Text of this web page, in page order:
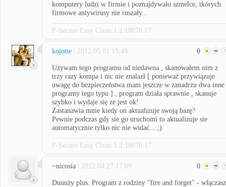
komputery ludzi w firmie i poznajdywało szmelce, tkórych
firmowe antywirusy nie ruszały...
F-Secure Easy Clean 1.2.18070.17
kojotte | 2012.05.01 15:49 0
Używam tego programu od niedawna , skanowałem nim z
trzy razy kompa i nic nie znalazł [ ponieważ przywiązuje
uwagę do bezpieczeństwa mam jeszcze w zanadrzu dwa inne
programy tego typu ] , program działa sprawnie , skanuje
szybko i wydaje się ze jest ok!
Zastanawia mnie kiedy on aktualizuje swoją bazę?
Pewnie podczas gdy sie go uruchomi to aktualizuje sie
automatycznie tylko nic nie widać... ;)
F-Secure Easy Clean 1.2.18070.17
~nicosia | 2012.04.27 17:09 0
Duuuży plus. Program z rodziny "fire and forget" -